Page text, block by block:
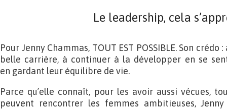
Le leadership, cela
Pour Jenny Chammas, TOUT EST POSSIBLE. Son
belle carrière, à continuer à la développer en se
en gardant leur équilibre de vie.
Parce qu’elle connaît, pour les avoir aussi vécues,
peuvent rencontrer les femmes ambitieuses,